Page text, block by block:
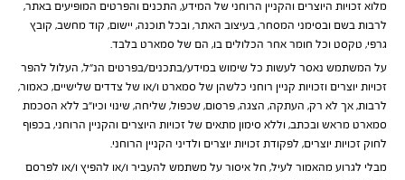
מלוא זכויות היוצרים והקניין הרוחני של המידע, התכנים והפרטים המופיעים באתר,
לרבות בשם ובסימני המסחר, בעיצוב האתר, ובכל תוכנה, יישום, קוד מחשב, קובץ
גרפי, טקסט וכל חומר אחר הכלולים בו, הם של סמארט בלבד.
על המשתמש נאסר לעשות כל שימוש במידע/בתכנים/בפרטים הנ”ל, העלול להפר
זכויות יוצרים וזכויות קניין רוחני כלשהן של סמארט ו/או של צדדים שלישיים, כאמור,
לרבות, אך לא רק, העתקה, הצגה, פרסום, שכפול, שליחה, שינוי וכיו”ב ללא הסכמת
סמארט מראש ובכתב, וללא סימון מתאים של זכויות היוצרים והקניין הרוחני, בכפוף
לחוק זכויות יוצרים, לפקודת זכויות יוצרים ולדיני הקניין הרוחני.
מבלי לגרוע מהאמור לעיל, חל איסור על משתמש להעביר ו/או להפיץ ו/או לפרסם